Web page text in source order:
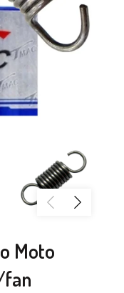
Moto